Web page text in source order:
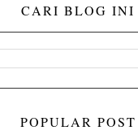
CARI BLOG INI
POPULAR POST